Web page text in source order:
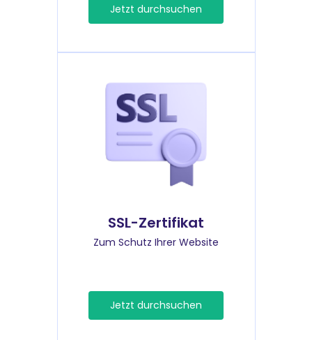
Jetzt durchsuchen
SSL-Zertifikat
Zum Schutz Ihrer Website
Jetzt durchsuchen